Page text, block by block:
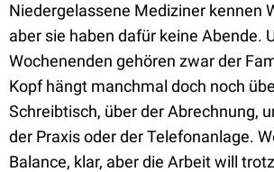
Niedergelassene Mediziner kennen
aber sie haben dafür keine Abende.
Wochenenden gehören zwar der
Kopf hängt manchmal doch noch
Schreibtisch, über der Abrechnung,
der Praxis oder der Telefonanlage.
Balance, klar, aber die Arbeit will